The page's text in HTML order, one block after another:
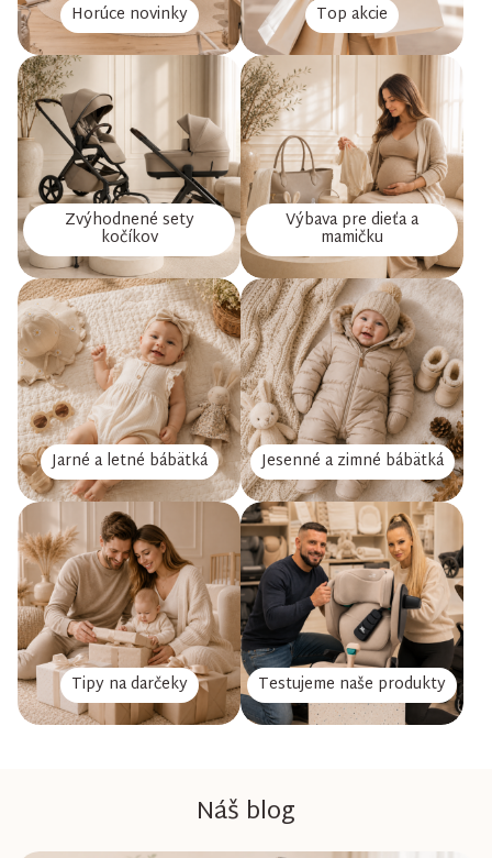
Horúce novinky Top akcie
Zvýhodnené sety
kočíkov
Výbava pre dieťa a
mamičku
Jarné a letné bábätká Jesenné a zimné bábätká
Tipy na darčeky Testujeme naše produkty
Náš blog